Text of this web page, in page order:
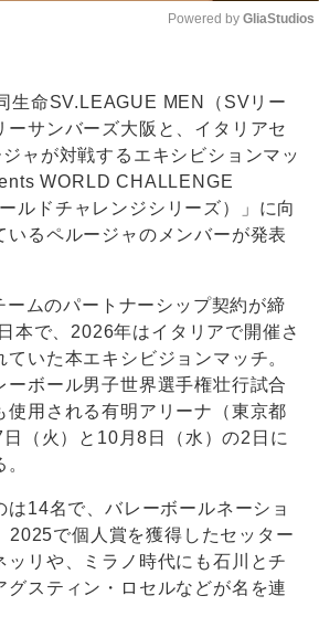
Powered by GliaStudios
生命SV.LEAGUE MEN（SVリー
ーサンバーズ大阪と、イタリアセ
ャが対戦するエキシビションマッ
WORLD CHALLENGE
ルドチャレンジシリーズ）」に向
いるペルージャのメンバーが発表
ムのパートナーシップ契約が締
本で、2026年はイタリアで開催さ
いた本エキシビジョンマッチ。
ーボール男子世界選手権壮行試合
使用される有明アリーナ（東京都
（火）と10月8日（水）の2日に
14名で、バレーボールネーショ
2025で個人賞を獲得したセッター
ッリや、ミラノ時代にも石川とチ
グスティン・ロセルなどが名を連